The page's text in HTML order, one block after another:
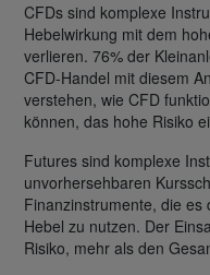
CFDs sind komplexe
Hebelwirkung mit dem
verlieren. 76% der
CFD-Handel mit diesem
verstehen, wie CFD
können, das hohe Risiko
Futures sind komplexe
unvorhersehbaren
Finanzinstrumente, die
Hebel zu nutzen. Der
Risiko, mehr als den